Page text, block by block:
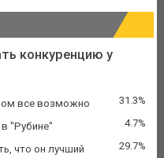
конкуренцию у
все возможно 31.3%
"Рубине" 4.7%
что он лучший 29.7%